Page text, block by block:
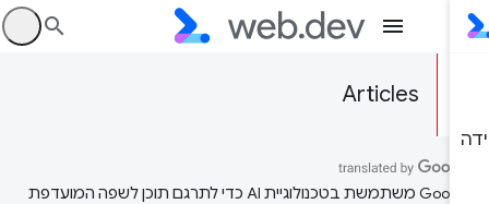
Articles
‫Google משתמשת בטכנולוגיית AI כדי לתרגם תוכן לשפה המועדפת